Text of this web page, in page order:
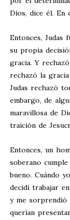
Dios, dice él. En
Entonces,
su propia
gracia. Y
rechazó la
Judas rechazó
embargo, de
maravillosa de
traición de
Entonces, un
soberano
bueno. Cuándo
decidí trabajar
y me sorprendió
querían